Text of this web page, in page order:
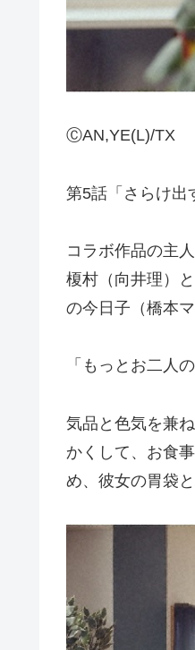
ⒸAN,YE(L)/TX
第5話「さらけ出
コラボ作品の主
榎村（向井理）
の今日子（橋本
「もっとお二人
気品と色気を兼
かくして、お食
め、彼女の胃袋